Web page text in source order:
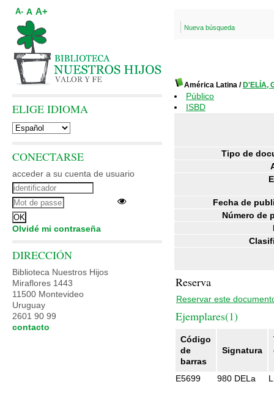
Nueva búsqueda
América Latina / D'ELÍA,
Público
ISBD
Tipo de
Fecha de
Número de
Reserva
Reservar este
Ejemplares(1)
Código
de
barras
Signatura
E5699
980 DELa
A- A A+
ELIGE IDIOMA
CONECTARSE
acceder a su cuenta de usuario
Olvidé mi contraseña
DIRECCIÓN
Biblioteca Nuestros Hijos
Miraflores 1443
11500 Montevideo
Uruguay
2601 90 99
contacto